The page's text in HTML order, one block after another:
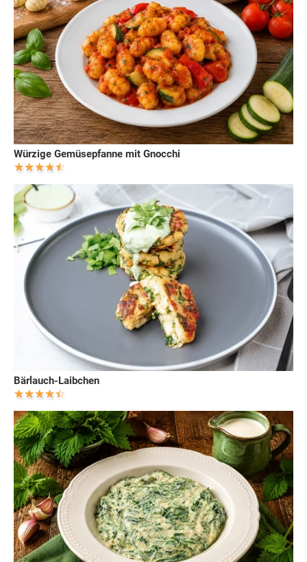
Würzige Gemüsepfanne mit Gnocchi
Bärlauch-Laibchen